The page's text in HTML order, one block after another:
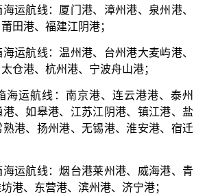
运航线：厦门港、漳州港、泉州港、
田港、福建江阴港；
运航线：温州港、台州港大麦屿港、
仓港、杭州港、宁波舟山港；
海运航线：南京港、连云港港、泰州
、如皋港、江苏江阴港、镇江港、盐
港、扬州港、无锡港、淮安港、宿迁
运航线：烟台港莱州港、威海港、青
港、东营港、滨州港、济宁港；